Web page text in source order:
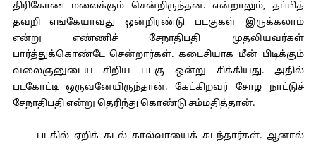
திரிகோண மலைக்கும் சென்றிருந்தன. என்றாலும், தப்பித்
தவறி எங்கேயாவது ஒன்றிரண்டு படகுகள் இருக்கலாம்
என்று எண்ணிச் சேநாதிபதி முதலியவர்கள்
பார்த்துக்கொண்டே சென்றார்கள். கடைசியாக மீன் பிடிக்கும்
வலைஞனுடைய சிறிய படகு ஒன்று சிக்கியது. அதில்
படகோட்டி ஒருவனேயிருந்தான். கேட்கிறவர் சோழ நாட்டுச்
சேநாதிபதி என்று தெரிந்து கொண்டு சம்மதித்தான்.
படகில் ஏறிக் கடல் கால்வாயைக் கடந்தார்கள். ஆனால்